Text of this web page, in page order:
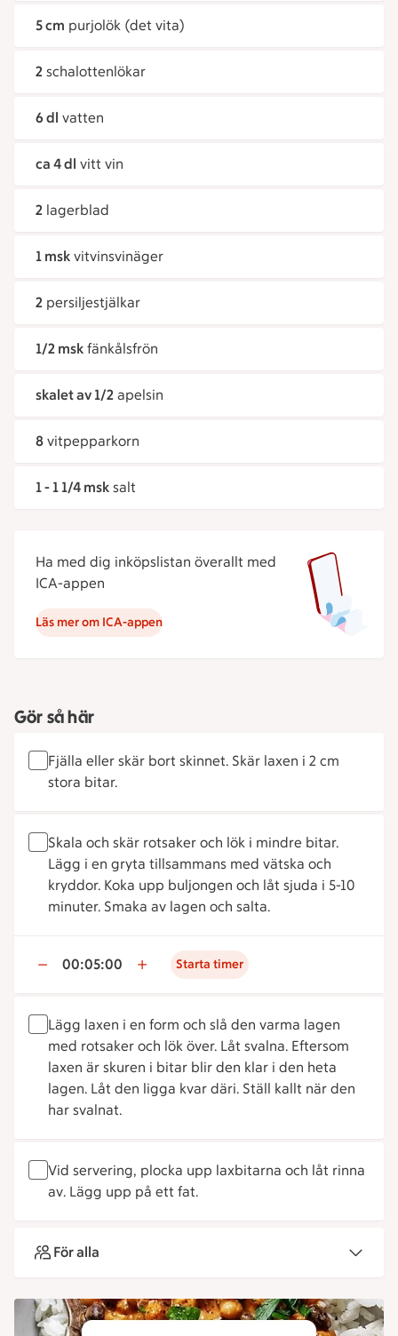
5 cm purjolök (det vita)
2 schalottenlökar
6 dl vatten
ca 4 dl vitt vin
2 lagerblad
1 msk vitvinsvinäger
2 persiljestjälkar
1/2 msk fänkålsfrön
skalet av 1/2 apelsin
8 vitpepparkorn
1 - 1 1/4 msk salt
Ha med dig inköpslistan överallt med
ICA-appen
Läs mer om ICA-appen
Gör så här
Fjälla eller skär bort skinnet. Skär laxen i 2 cm
stora bitar.
Skala och skär rotsaker och lök i mindre bitar.
Lägg i en gryta tillsammans med vätska och
kryddor. Koka upp buljongen och låt sjuda i 5-10
minuter. Smaka av lagen och salta.
00:05:00 Starta timer
Lägg laxen i en form och slå den varma lagen
med rotsaker och lök över. Låt svalna. Eftersom
laxen är skuren i bitar blir den klar i den heta
lagen. Låt den ligga kvar däri. Ställ kallt när den
har svalnat.
Vid servering, plocka upp laxbitarna och låt rinna
av. Lägg upp på ett fat.
För alla